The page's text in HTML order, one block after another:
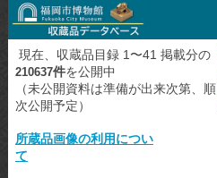
現在、収蔵品目録 1〜41 掲載分の
210637件を公開中
（未公開資料は準備が出来次第、順
次公開予定）
所蔵品画像の利用につい
て